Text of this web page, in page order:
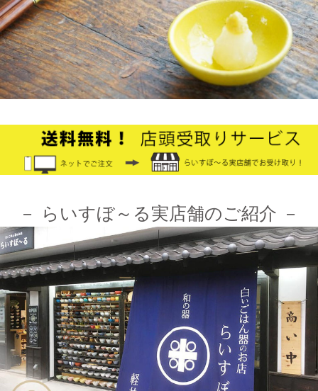
2024/12/4
オフィシャルショップがリニューアルしました！お客様により快
適にお買い物をお楽しみいただけるよう、表示速度などを改善し
ました。みなさまのご利用をお待ちしております。
2024/10/26
≪第1弾 公式Youtubeチャンネル お買い物モニターアンバサダー
大募集☆≫ 詳しくはらいすぼ～るインスタグラムをチェッ
2024/3/12
≪テレビで紹介されました≫ 2021年7月12日 CBCテレビ まちイ
チ nice to people『春日井市・専門店』巡りで TKOの木本武宏さ
んが白いごはん器のお店 らいすぼーる 春日井店にいらっしゃい
ました。
2024/3/12
≪ラジオで紹介されました≫ 2021年7月8日 CBCラジオ ドラ魂
キング『レポドラ中継』コーナーに 白いごはん器のお店 らいす
－ らいすぼ～る実店舗のご紹介 －